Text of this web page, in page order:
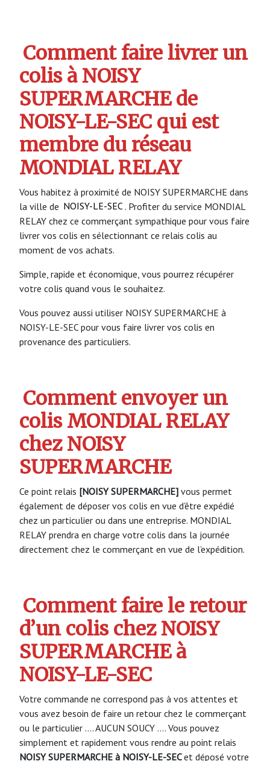
Comment faire livrer un
colis à NOISY
SUPERMARCHE de
NOISY-LE-SEC qui est
membre du réseau
MONDIAL RELAY
Vous habitez à proximité de NOISY SUPERMARCHE dans
la ville de NOISY-LE-SEC . Profiter du service MONDIAL
RELAY chez ce commerçant sympathique pour vous faire
livrer vos colis en sélectionnant ce relais colis au
moment de vos achats.
Simple, rapide et économique, vous pourrez récupérer
votre colis quand vous le souhaitez.
Vous pouvez aussi utiliser NOISY SUPERMARCHE à
NOISY-LE-SEC pour vous faire livrer vos colis en
provenance des particuliers.
Comment envoyer un
colis MONDIAL RELAY
chez NOISY
SUPERMARCHE
Ce point relais [NOISY SUPERMARCHE] vous permet
également de déposer vos colis en vue d’être expédié
chez un particulier ou dans une entreprise. MONDIAL
RELAY prendra en charge votre colis dans la journée
directement chez le commerçant en vue de l’expédition.
Comment faire le retour
d’un colis chez NOISY
SUPERMARCHE à
NOISY-LE-SEC
Votre commande ne correspond pas à vos attentes et
vous avez besoin de faire un retour chez le commerçant
ou le particulier …. AUCUN SOUCY …. Vous pouvez
simplement et rapidement vous rendre au point relais
NOISY SUPERMARCHE à NOISY-LE-SECet déposé votre